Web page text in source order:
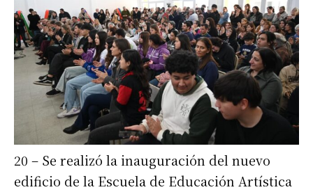
Número de teléfono
20 – Se realizó la inauguración del nuevo
edificio de la Escuela de Educación Artística